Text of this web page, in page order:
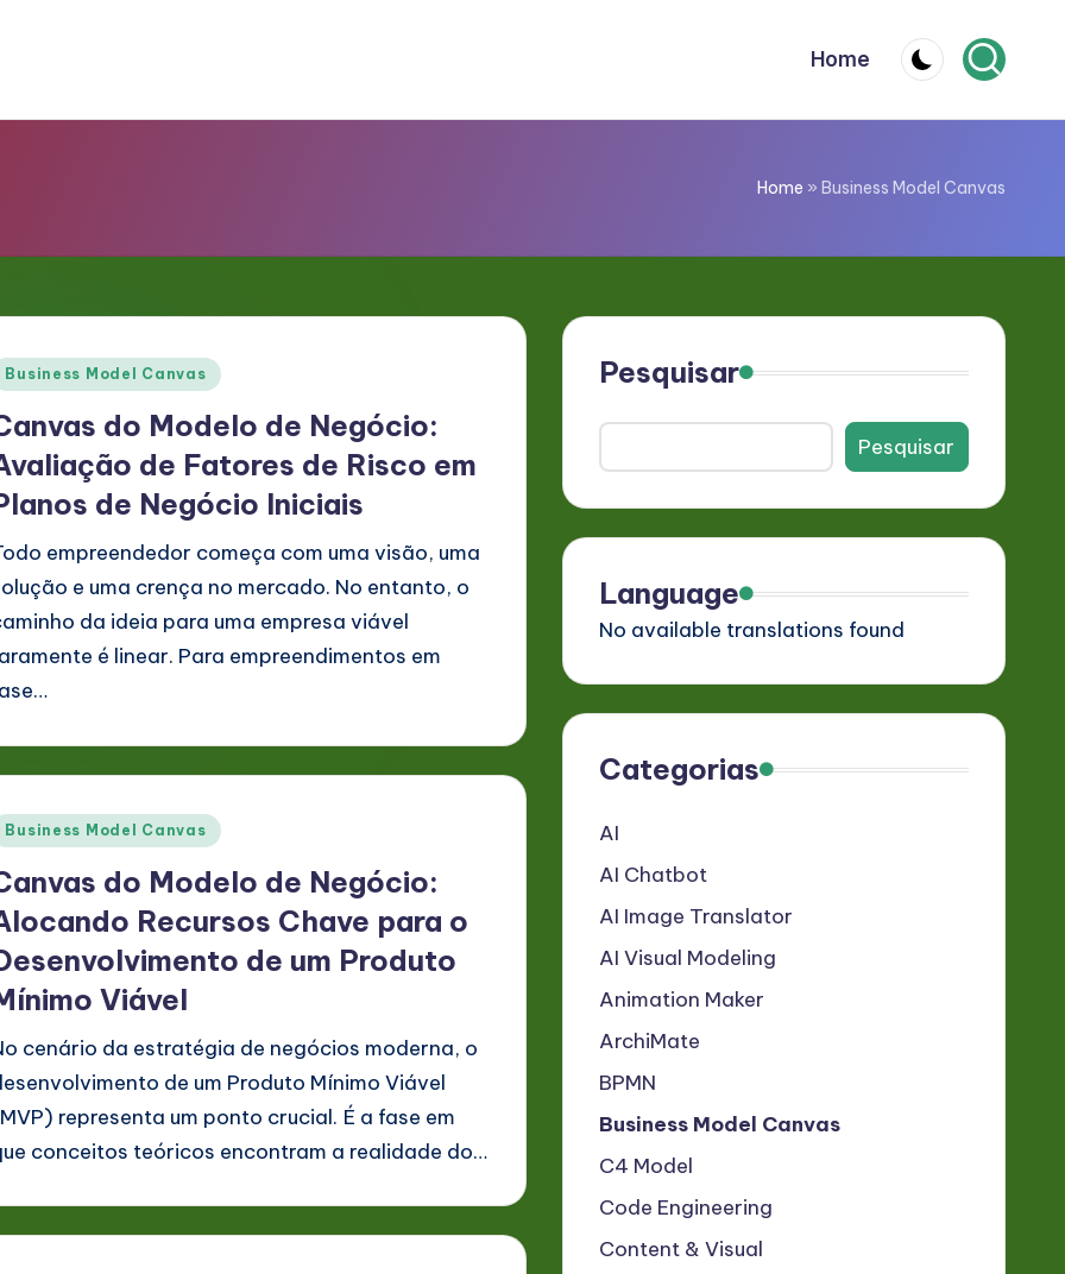
Home
Home » Business Model Canvas
Business Model Canvas
do Modelo de Negócio:
de Fatores de Risco em
de Negócio Iniciais
empreendedor começa com uma visão, uma
e uma crença no mercado. No entanto, o
da ideia para uma empresa viável
é linear. Para empreendimentos em
Business Model Canvas
do Modelo de Negócio:
Recursos Chave para o
de um Produto
Viável
cenário da estratégia de negócios moderna, o
de um Produto Mínimo Viável
representa um ponto crucial. É a fase em
conceitos teóricos encontram a realidade do…
Pesquisar
Pesquisar
Language
No available translations found
Categorias
AI
AI Chatbot
AI Image Translator
AI Visual Modeling
Animation Maker
ArchiMate
BPMN
Business Model Canvas
C4 Model
Code Engineering
Content & Visual